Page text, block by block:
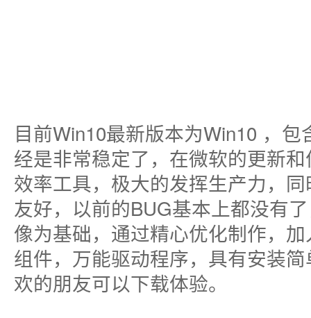
目前Win10最新版本为Win10 ，
经是非常稳定了，在微软的更新
效率工具，极大的发挥生产力，
友好，以前的BUG基本上都没有
像为基础，通过精心优化制作，
组件，万能驱动程序，具有安装
欢的朋友可以下载体验。